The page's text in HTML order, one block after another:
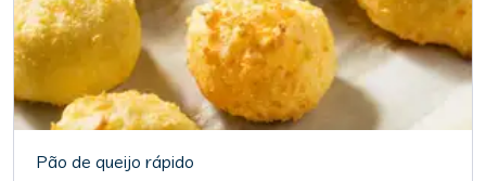
Pão de queijo rápido